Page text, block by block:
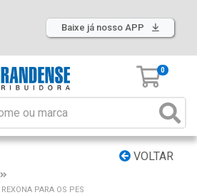
Baixe já nosso APP
0
VOLTAR
PARA OS PES